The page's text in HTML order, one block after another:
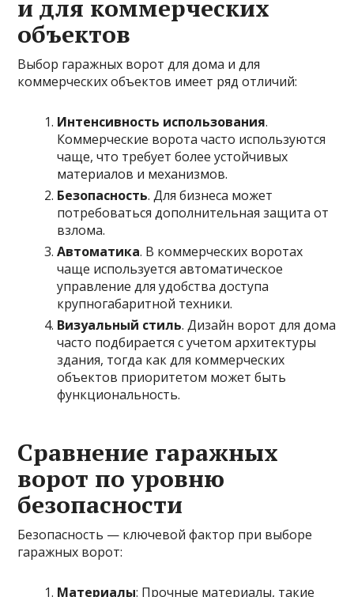
и для коммерческих
объектов
Выбор гаражных ворот для дома и для
коммерческих объектов имеет ряд отличий:
Интенсивность использования.
Коммерческие ворота часто используются
чаще, что требует более устойчивых
материалов и механизмов.
Безопасность. Для бизнеса может
потребоваться дополнительная защита от
взлома.
Автоматика. В коммерческих воротах
чаще используется автоматическое
управление для удобства доступа
крупногабаритной техники.
Визуальный стиль. Дизайн ворот для дома
часто подбирается с учетом архитектуры
здания, тогда как для коммерческих
объектов приоритетом может быть
функциональность.
Сравнение гаражных
ворот по уровню
безопасности
Безопасность — ключевой фактор при выборе
гаражных ворот:
Материалы: Прочные материалы, такие